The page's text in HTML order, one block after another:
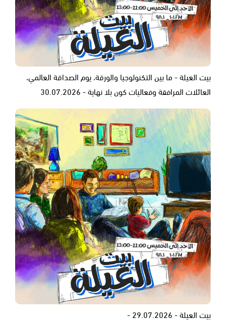
بيت العيلة - ما بين التكنولوجيا والورقة، يوم الصداقة العالمي،
العائلات المرافقة وفعاليات كون بلا نهاية - 30.07.2026
بيت العيلة - 29.07.2026 -